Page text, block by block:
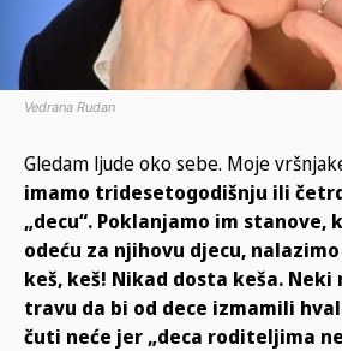
Vedrana Rudan
Gledam ljude oko sebe. Moje
imamo tridesetogodišnju ili
„decu“. Poklanjamo im stanove,
odeću za njihovu djecu, nalazimo
keš, keš! Nikad dosta keša.
travu da bi od dece izmamili
čuti neće jer „deca roditeljima